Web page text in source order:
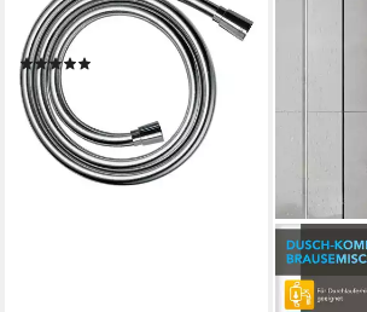
Brauseschlauch Isiflex, 2000
mm
ab 30,90 €
lieferbar - in 2-3 Werktagen bei dir